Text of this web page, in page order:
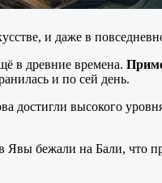
и даже в
в древние времена.
и по сей день.
достигли высокого
Явы бежали на Бали, что